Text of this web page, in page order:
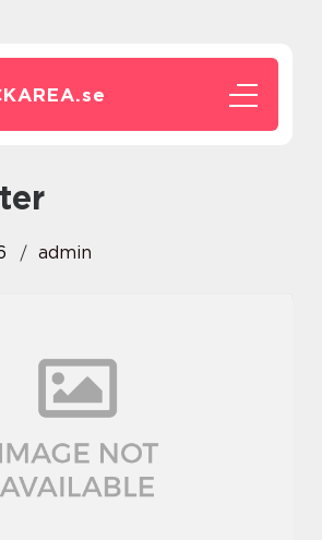
se
admin